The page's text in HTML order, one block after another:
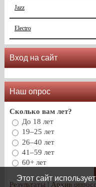
Jazz
Electro
Вход на сайт
Наш опрос
Сколько вам лет?
До 18 лет
19–25 лет
26–40 лет
41–59 лет
60+ лет
Результаты | Архив
Этот сайт